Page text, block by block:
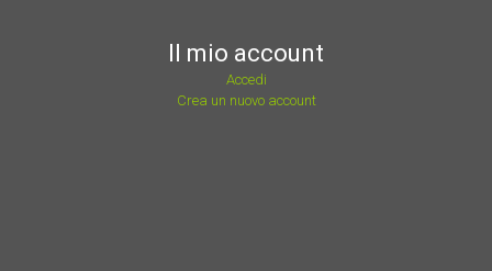
Il mio account
Accedi
Crea un nuovo account